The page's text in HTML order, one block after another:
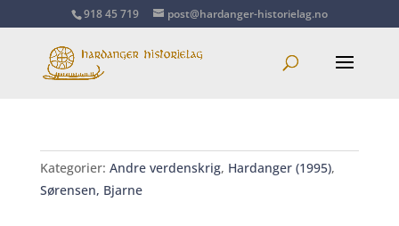
918 45 719 post@hardanger-historielag.no
Kategorier: Andre verdenskrig, Hardanger (1995),
Sørensen, Bjarne